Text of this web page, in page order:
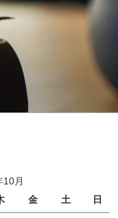
10月
金 土 日